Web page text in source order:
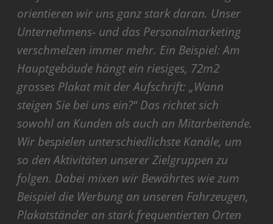
orientieren wir uns ganz stark daran. Unser
Unternehmens- und das Personalmarketing
verschmelzen immer mehr. Ein Beispiel: Am
Hauptgebäude hängt ein riesiges, 72m2
grosses Plakat mit der Aufschrift: „Wann
steigen Sie bei uns ein?“ Das richtet sich
sowohl an Kunden als auch an Mitarbeitende.
Wir bespielen unterschiedlichste Kanäle, um
so den Aktivitäten unserer Zielgruppen zu
folgen. Dabei mixen wir Bewährtes wie zum
Beispiel die Werbung an unseren Fahrzeugen,
Plakatständer an stark frequentierten Orten